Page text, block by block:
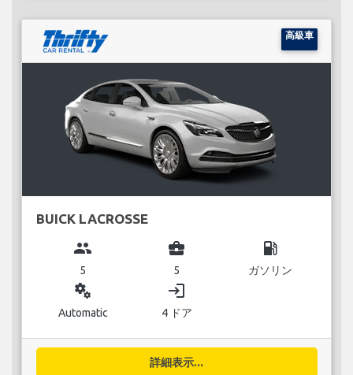
高級車
BUICK LACROSSE
group
5
business_center
5
local_gas_station
ガソリン
miscellaneous_services
Automatic
login
4 ドア
詳細表示...